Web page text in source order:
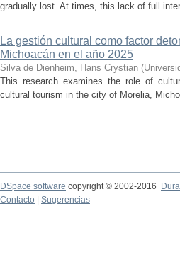
gradually lost. At times, this lack of full
La gestión cultural como factor
Michoacán en el año 2025
Silva de Dienheim, Hans Crystian (
This research examines the role of
cultural tourism in the city of Morelia,
DSpace software copyright © 2002-2016
Contacto
Sugerencias